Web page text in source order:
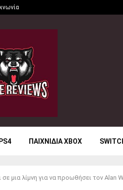
ΠΑΙΧΝΙΔΙΑ XBOX
μια λίμνη για να προωθήσει τον Alan